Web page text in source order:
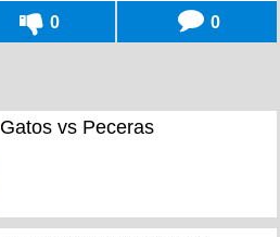
0 0
Gatos vs Peceras